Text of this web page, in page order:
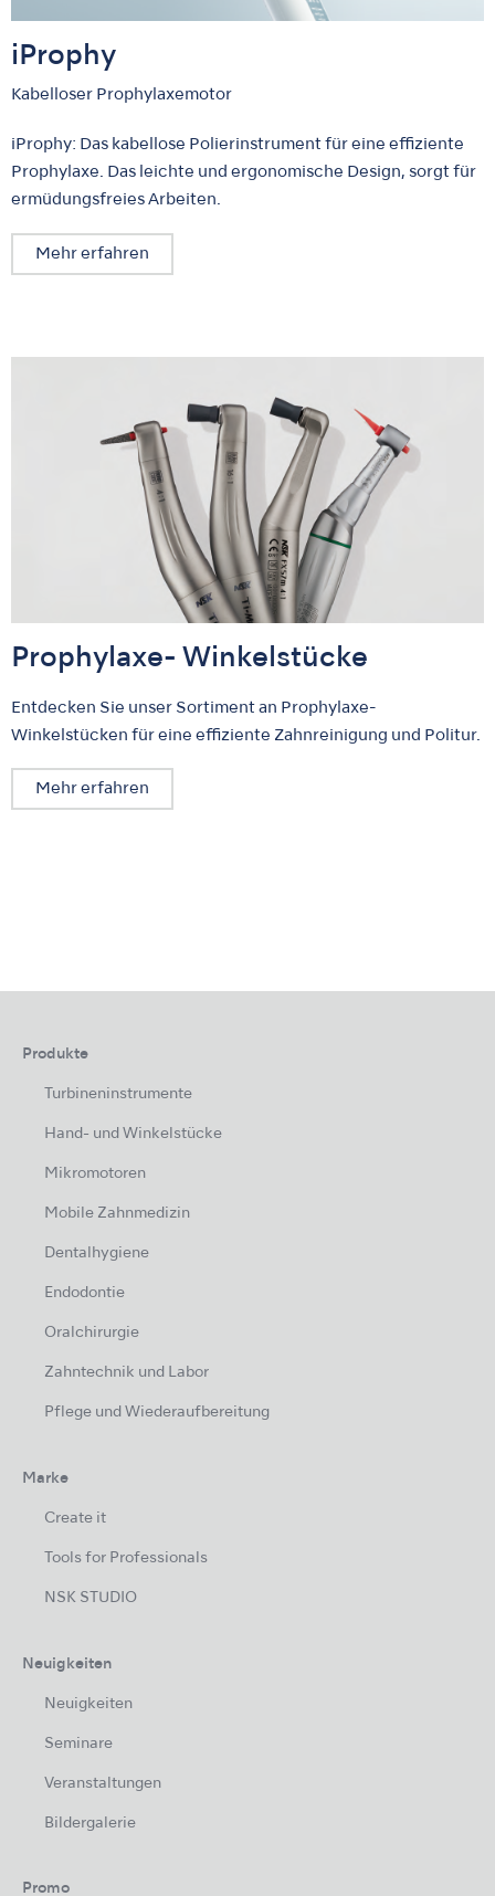
iProphy
Kabelloser Prophylaxemotor
iProphy: Das kabellose Polierinstrument für eine effiziente
Prophylaxe. Das leichte und ergonomische Design, sorgt für
ermüdungsfreies Arbeiten.
Mehr erfahren
Prophylaxe- Winkelstücke
Entdecken Sie unser Sortiment an Prophylaxe-
Winkelstücken für eine effiziente Zahnreinigung und Politur.
Mehr erfahren
Produkte
Turbineninstrumente
Hand- und Winkelstücke
Mikromotoren
Mobile Zahnmedizin
Dentalhygiene
Endodontie
Oralchirurgie
Zahntechnik und Labor
Pflege und Wiederaufbereitung
Marke
Create it
Tools for Professionals
NSK STUDIO
Neuigkeiten
Neuigkeiten
Seminare
Veranstaltungen
Bildergalerie
Promo